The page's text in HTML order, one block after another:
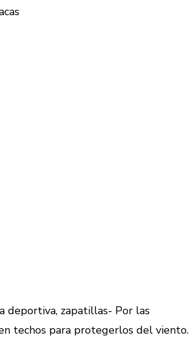
deportiva, zapatillas- Por las
techos para protegerlos del viento.